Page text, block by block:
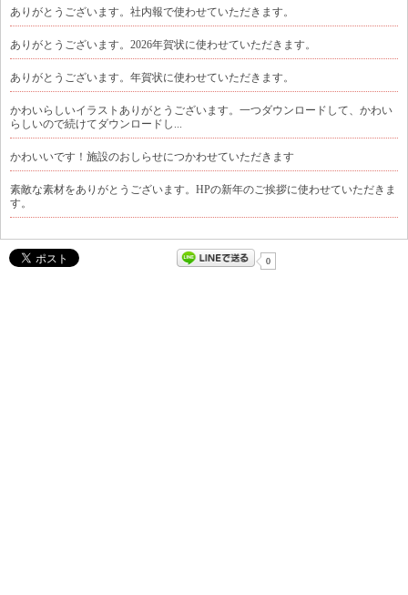
ありがとうございます。社内報で使わせていただきます。
ありがとうございます。2026年賀状に使わせていただきます。
ありがとうございます。年賀状に使わせていただきます。
かわいらしいイラストありがとうございます。一つダウンロードして、かわい
らしいので続けてダウンロードし...
かわいいです！施設のおしらせにつかわせていただきます
素敵な素材をありがとうございます。HPの新年のご挨拶に使わせていただきま
す。
0